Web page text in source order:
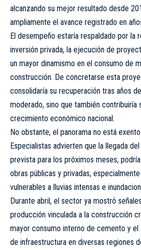
alcanzando su mejor resultado desde
ampliamente el avance registrado en
El desempeño estaría respaldado por la
inversión privada, la ejecución de
un mayor dinamismo en el consumo de
construcción. De concretarse esta
consolidaría su recuperación tras años
moderado, sino que también contribuiría
crecimiento económico nacional.
No obstante, el panorama no está
Especialistas advierten que la llegada del
prevista para los próximos meses,
obras públicas y privadas,
vulnerables a lluvias intensas e
Durante abril, el sector ya mostró
producción vinculada a la construcción
mayor consumo interno de cemento y
de infraestructura en diversas regiones